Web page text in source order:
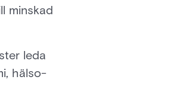
minskad
leda
hälso-